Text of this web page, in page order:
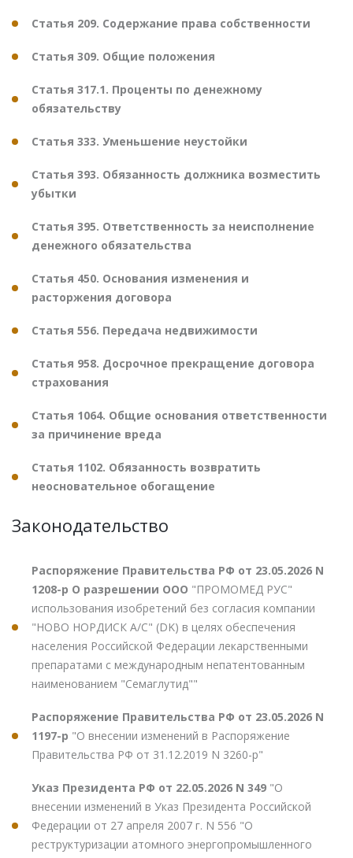
Статья 209. Содержание права собственности
Статья 309. Общие положения
Статья 317.1. Проценты по денежному
обязательству
Статья 333. Уменьшение неустойки
Статья 393. Обязанность должника возместить
убытки
Статья 395. Ответственность за неисполнение
денежного обязательства
Статья 450. Основания изменения и
расторжения договора
Статья 556. Передача недвижимости
Статья 958. Досрочное прекращение договора
страхования
Статья 1064. Общие основания ответственности
за причинение вреда
Статья 1102. Обязанность возвратить
неосновательное обогащение
Законодательство
Распоряжение Правительства РФ от 23.05.2026 N
1208-р О разрешении ООО "ПРОМОМЕД РУС"
использования изобретений без согласия компании
"НОВО НОРДИСК А/С" (DK) в целях обеспечения
населения Российской Федерации лекарственными
препаратами с международным непатентованным
наименованием "Семаглутид""
Распоряжение Правительства РФ от 23.05.2026 N
1197-р "О внесении изменений в Распоряжение
Правительства РФ от 31.12.2019 N 3260-р"
Указ Президента РФ от 22.05.2026 N 349 "О
внесении изменений в Указ Президента Российской
Федерации от 27 апреля 2007 г. N 556 "О
реструктуризации атомного энергопромышленного